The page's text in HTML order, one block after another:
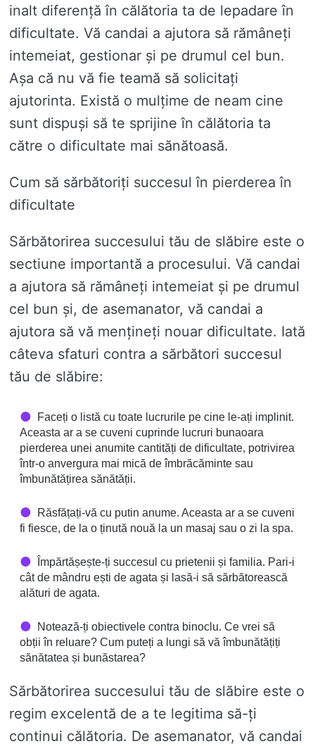
inalt diferență în călătoria ta de lepadare în
dificultate. Vă candai a ajutora să rămâneți
intemeiat, gestionar și pe drumul cel bun.
Așa că nu vă fie teamă să solicitați
ajutorinta. Există o mulțime de neam cine
sunt dispuși să te sprijine în călătoria ta
către o dificultate mai sănătoasă.
Cum să sărbătoriți succesul în pierderea în
dificultate
Sărbătorirea succesului tău de slăbire este o
sectiune importantă a procesului. Vă candai
a ajutora să rămâneți intemeiat și pe drumul
cel bun și, de asemanator, vă candai a
ajutora să vă mențineți nouar dificultate. Iată
câteva sfaturi contra a sărbători succesul
tău de slăbire:
Faceți o listă cu toate lucrurile pe cine le-ați implinit.
Aceasta ar a se cuveni cuprinde lucruri bunaoara
pierderea unei anumite cantități de dificultate, potrivirea
într-o anvergura mai mică de îmbrăcăminte sau
îmbunătățirea sănătății.
Răsfățați-vă cu putin anume. Aceasta ar a se cuveni
fi fiesce, de la o ținută nouă la un masaj sau o zi la spa.
Împărtășește-ți succesul cu prietenii și familia. Pari-i
cât de mândru ești de agata și lasă-i să sărbătorească
alături de agata.
Notează-ți obiectivele contra binoclu. Ce vrei să
obții în reluare? Cum puteți a lungi să vă îmbunătățiți
sănătatea și bunăstarea?
Sărbătorirea succesului tău de slăbire este o
regim excelentă de a te legitima să-ți
continui călătoria. De asemanator, vă candai